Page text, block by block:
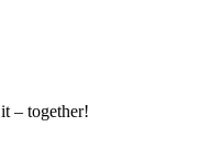
– together!